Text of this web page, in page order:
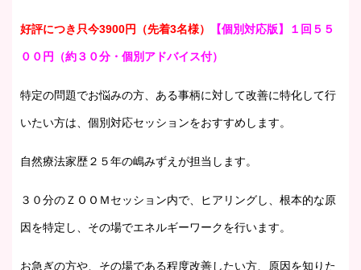
好評につき只今3900円（先着3名様） 【個別対応版】１回５５
００円（約３０分・個別アドバイス付）
特定の問題でお悩みの方、ある事柄に対して改善に特化して行
いたい方は、個別対応セッションをおすすめします。
自然療法家歴２５年の嶋みずえが担当します。
３０分のＺＯＯＭセッション内で、ヒアリングし、根本的な原
因を特定し、その場でエネルギーワークを行います。
お急ぎの方や、その場である程度改善したい方、原因を知りた